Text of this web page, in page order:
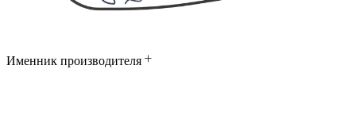
Именник производителя